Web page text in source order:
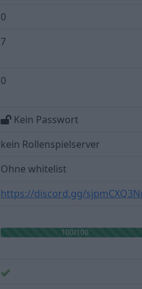
0
7
0
Kein Passwort
kein Rollenspielserver
Ohne whitelist
https://discord.gg/
100/100